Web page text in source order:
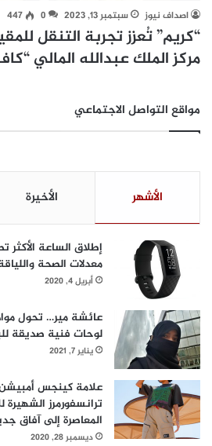
اصداف نيوز سبتمبر 13, 2023 0
447
“كريم” تُعزز تجربة التنقل
مركز الملك عبدالله المالي
مواقع التواصل الاجتماعي
الأشهر الأخيرة
إطلاق الساعة
معدلات الصحة
أبريل 4, 2020
عائشة مير… تحول
لوحات فنية صديقة
يناير 7, 2021
علامة كينجس
ترانسفورمرز الشهيرة
المعاصرة إلى آفاق
ديسمبر 28, 2020